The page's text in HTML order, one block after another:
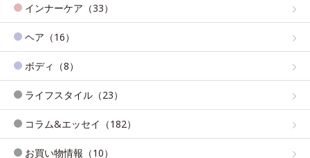
インナーケア（33）
ヘア（16）
ボディ（8）
ライフスタイル（23）
コラム&エッセイ（182）
お買い物情報（10）